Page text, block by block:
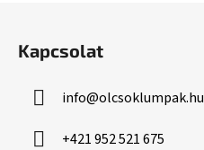
Kapcsolat
info@olcsoklumpak.hu
+421 952 521 675